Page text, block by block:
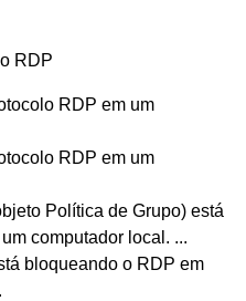
RDP
RDP em um
RDP em um
Política de Grupo) está
computador local. ...
bloqueando o RDP em